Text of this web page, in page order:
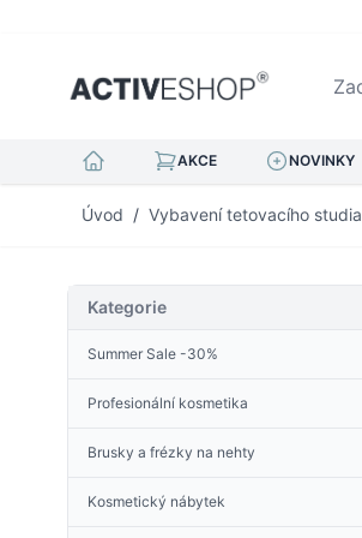
AKCE NOVINKY
Úvod / Vybavení tetovacího studia
Kategorie
Summer Sale -30%
Profesionální kosmetika
Nehtová kopyta
Derma Roller
Froté tkanina
Brusky a frézky na nehty
Brusky na nehty
Kosmetický nábytek